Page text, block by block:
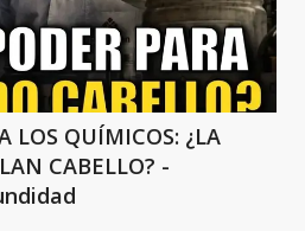
LOS QUÍMICOS: ¿LA
CABELLO? -